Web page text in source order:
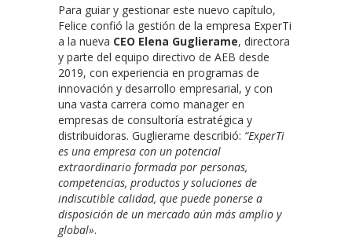
Para guiar y gestionar este nuevo capítulo,
Felice confió la gestión de la empresa ExperTi
a la nueva CEO Elena Guglierame, directora
y parte del equipo directivo de AEB desde
2019, con experiencia en programas de
innovación y desarrollo empresarial, y con
una vasta carrera como manager en
empresas de consultoría estratégica y
distribuidoras. Guglierame describió: “ExperTi
es una empresa con un potencial
extraordinario formada por personas,
competencias, productos y soluciones de
indiscutible calidad, que puede ponerse a
disposición de un mercado aún más amplio y
global».